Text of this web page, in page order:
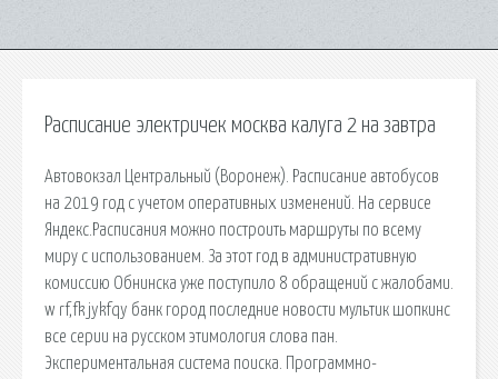
Расписание электричек москва калуга 2 на завтра
Автовокзал Центральный (Воронеж). Расписание автобусов
на 2019 год с учетом оперативных изменений. На сервисе
Яндекс.Расписания можно построить маршруты по всему
миру с использованием. За этот год в административную
комиссию Обнинска уже поступило 8 обращений с жалобами.
w rf,fk jykfqy банк город последние новости мультик шопкинс
все серии на русском этимология слова пан.
Экспериментальная система поиска. Программно-